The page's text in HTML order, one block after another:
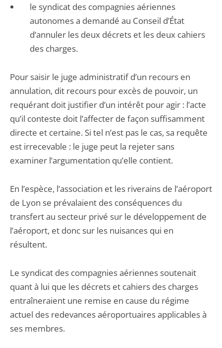
le syndicat des compagnies aériennes
autonomes a demandé au Conseil d’État
d’annuler les deux décrets et les deux cahiers
des charges.
Pour saisir le juge administratif d’un recours en
annulation, dit recours pour excès de pouvoir, un
requérant doit justifier d’un intérêt pour agir : l’acte
qu’il conteste doit l’affecter de façon suffisamment
directe et certaine. Si tel n’est pas le cas, sa requête
est irrecevable : le juge peut la rejeter sans
examiner l’argumentation qu’elle contient.
En l’espèce, l’association et les riverains de l’aéroport
de Lyon se prévalaient des conséquences du
transfert au secteur privé sur le développement de
l’aéroport, et donc sur les nuisances qui en
résultent.
Le syndicat des compagnies aériennes soutenait
quant à lui que les décrets et cahiers des charges
entraîneraient une remise en cause du régime
actuel des redevances aéroportuaires applicables à
ses membres.